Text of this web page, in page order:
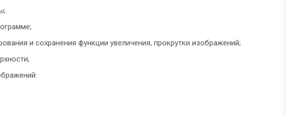
и сохранения функции увеличения, прокрутки изображений;